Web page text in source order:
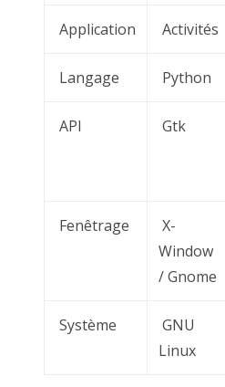
Application Activités
Langage Python
API Gtk
Fenêtrage
X-
Window
/ Gnome
Système
GNU
Linux